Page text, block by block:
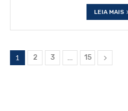
LEIA MAIS
1 2 3 … 15